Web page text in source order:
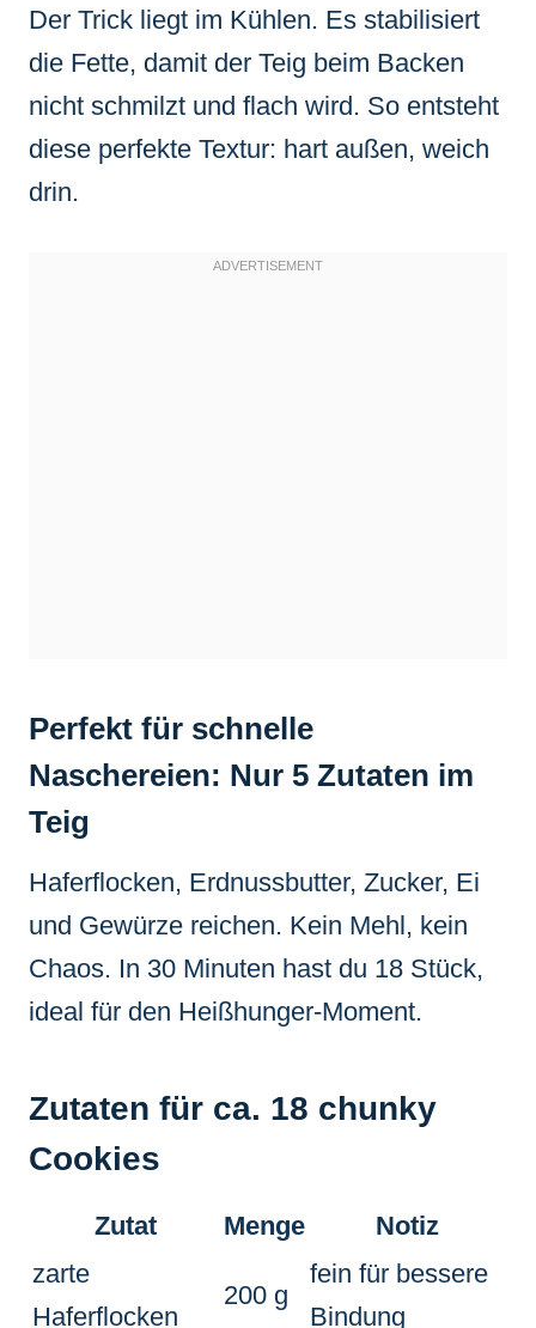
Der Trick liegt im Kühlen. Es stabilisiert
die Fette, damit der Teig beim Backen
nicht schmilzt und flach wird. So entsteht
diese perfekte Textur: hart außen, weich
drin.
Perfekt für schnelle
Naschereien: Nur 5 Zutaten im
Teig
Haferflocken, Erdnussbutter, Zucker, Ei
und Gewürze reichen. Kein Mehl, kein
Chaos. In 30 Minuten hast du 18 Stück,
ideal für den Heißhunger-Moment.
Zutaten für ca. 18 chunky
Cookies
Zutat Menge
Notiz
zarte
Haferflocken
200 g
fein für bessere
Bindung